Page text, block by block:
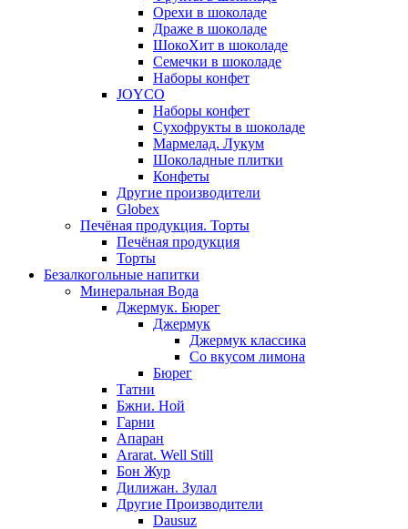
Орехи в шоколаде
Драже в шоколаде
ШокоХит в шоколаде
Семечки в шоколаде
Наборы конфет
JOYCO
Наборы конфет
Сухофрукты в шоколаде
Мармелад. Лукум
Шоколадные плитки
Конфеты
Другие производители
Globex
Печёная продукция. Торты
Печёная продукция
Торты
Безалкогольные напитки
Минеральная Вода
Джермук. Бюрег
Джермук
Джермук классика
Со вкусом лимона
Бюрег
Татни
Бжни. Ной
Гарни
Апаран
Ararat. Well Still
Бон Жур
Дилижан. Зулал
Другие Производители
Dausuz